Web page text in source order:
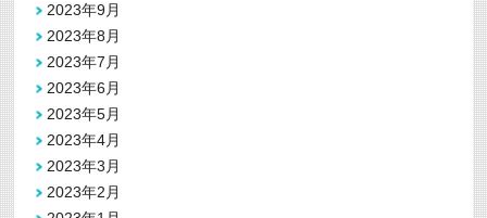
2023年9月
2023年8月
2023年7月
2023年6月
2023年5月
2023年4月
2023年3月
2023年2月